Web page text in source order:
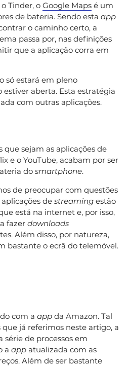
Tinder, o Google Maps é um
de bateria. Sendo esta app
o caminho certo, a
passa por, nas definições
que a aplicação corra em
só estará em pleno
aberta. Esta estratégia
com outras aplicações.
sejam as aplicações de
e o YouTube, acabam por ser
do smartphone.
de preocupar com questões
de streaming estão
está na internet e, por isso,
fazer downloads
Além disso, por natureza,
bastante o ecrã do telemóvel.
com a app da Amazon. Tal
já referimos neste artigo, a
de processos em
a app atualizada com as
Além de ser bastante